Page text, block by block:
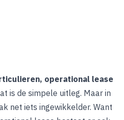
operational lease
is de simpele uitleg. Maar in
net iets ingewikkelder. Want